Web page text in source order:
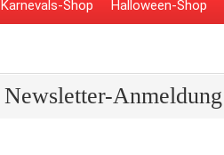
Karnevals-Shop Halloween-Shop
Newsletter-Anmeldung